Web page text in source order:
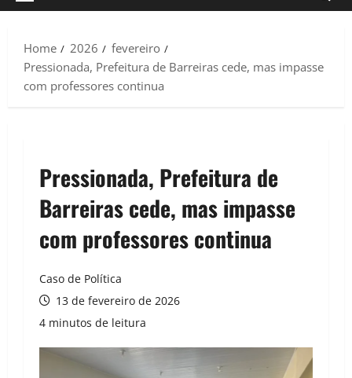
Home
2026
fevereiro
Pressionada, Prefeitura de Barreiras cede, mas impasse
com professores continua
Pressionada, Prefeitura de
Barreiras cede, mas impasse
com professores continua
Caso de Política
13 de fevereiro de 2026
4 minutos de leitura